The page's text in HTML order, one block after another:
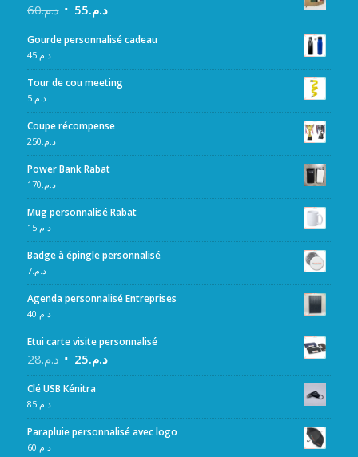
د.م.60 د.م.55
Gourde personnalisé cadeau
د.م.45
Tour de cou meeting
د.م.5
Coupe récompense
د.م. 250
Power Bank Rabat
د.م. 170
Mug personnalisé Rabat
د.م.15
Badge à épingle personnalisé
د.م.7
Agenda personnalisé Entreprises
د.م. 40
Etui carte visite personnalisé
د.م.28 د.م.25
Clé USB Kénitra
د.م.85
Parapluie personnalisé avec logo
د.م. 60